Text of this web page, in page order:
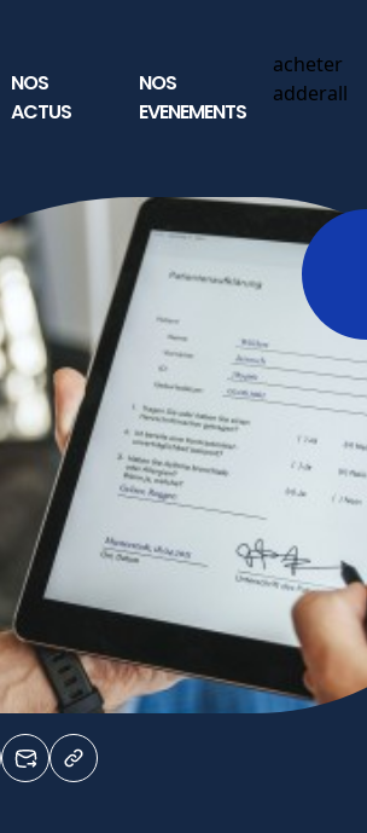
NOS
ACTUS
NOS
EVENEMENTS
acheter
adderall